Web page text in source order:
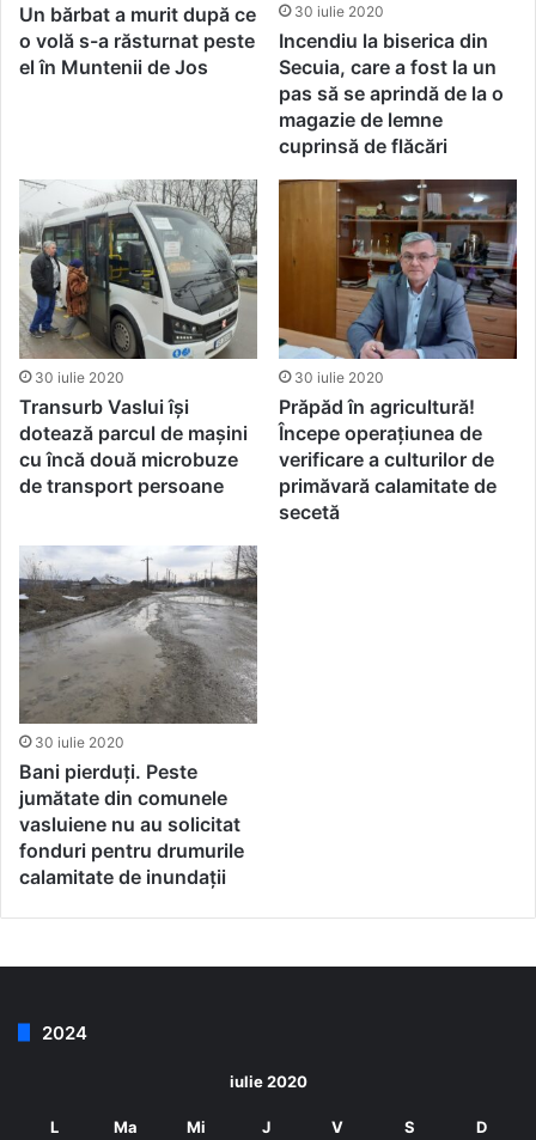
Un bărbat a murit după ce
o volă s-a răsturnat peste
el în Muntenii de Jos
30 iulie 2020
Incendiu la biserica din
Secuia, care a fost la un
pas să se aprindă de la o
magazie de lemne
cuprinsă de flăcări
30 iulie 2020
Transurb Vaslui își
dotează parcul de mașini
cu încă două microbuze
de transport persoane
30 iulie 2020
Prăpăd în agricultură!
Începe operațiunea de
verificare a culturilor de
primăvară calamitate de
secetă
30 iulie 2020
Bani pierduți. Peste
jumătate din comunele
vasluiene nu au solicitat
fonduri pentru drumurile
calamitate de inundații
2024
iulie 2020
L Ma Mi J V S D